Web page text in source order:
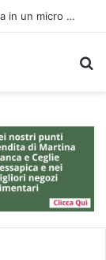
Rubano strumenti e farmaci ai medici dei migranti a Bari: ferme le visite a Nardò